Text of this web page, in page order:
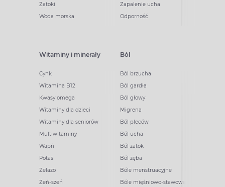
Zatoki
Woda morska
Zapalenie ucha
Odporność
Witaminy i minerały
Cynk
Witamina B12
Kwasy omega
Witaminy dla dzieci
Witaminy dla seniorów
Multiwitaminy
Wapń
Potas
Żelazo
Żeń-szeń
Ból
Ból brzucha
Ból gardła
Ból głowy
Migrena
Ból pleców
Ból ucha
Ból zatok
Ból zęba
Bóle menstruacyjne
Bóle mięśniowo-stawowe